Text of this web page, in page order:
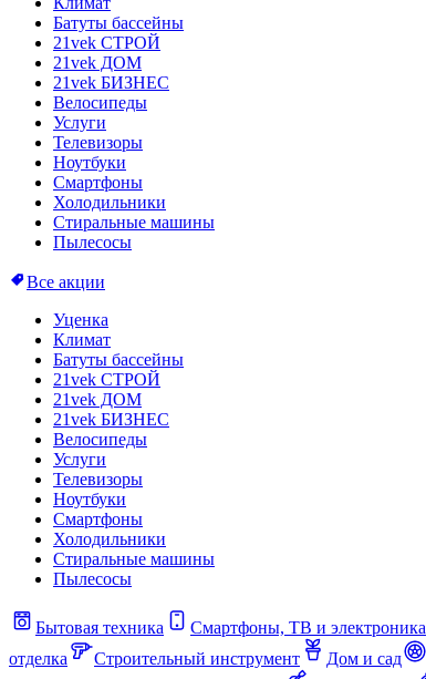
Батуты бассейны
21vek СТРОЙ
21vek ДОМ
21vek БИЗНЕС
Велосипеды
Услуги
Телевизоры
Ноутбуки
Смартфоны
Холодильники
Стиральные машины
Пылесосы
Все акции
Уценка
Климат
Батуты бассейны
21vek СТРОЙ
21vek ДОМ
21vek БИЗНЕС
Велосипеды
Услуги
Телевизоры
Ноутбуки
Смартфоны
Холодильники
Стиральные машины
Пылесосы
Бытовая техника Смартфоны, ТВ и электроника
отделка
Строительный инструмент Дом и сад